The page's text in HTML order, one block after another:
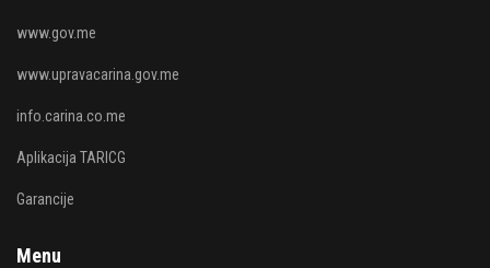
www.gov.me
www.upravacarina.gov.me
info.carina.co.me
Aplikacija TARICG
Garancije
Menu